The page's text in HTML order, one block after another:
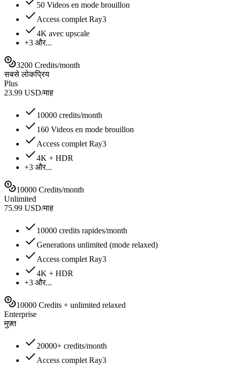
50 Videos en mode brouillon
Access complet Ray3
4K avec upscale
+3 और...
3200 Credits/month
सबसे लोकप्रिय
Plus
23.99 USD/माह
10000 credits/month
160 Videos en mode brouillon
Access complet Ray3
4K + HDR
+3 और...
10000 Credits/month
Unlimited
75.99 USD/माह
10000 credits rapides/month
Generations unlimited (mode relaxed)
Access complet Ray3
4K + HDR
+3 और...
10000 Credits + unlimited relaxed
Enterprise
मुफ़्त
20000+ credits/month
Access complet Ray3